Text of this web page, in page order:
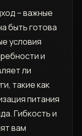
– важные
быть готова
условия
и
ли
такие как
питания
Гибкость и
вам